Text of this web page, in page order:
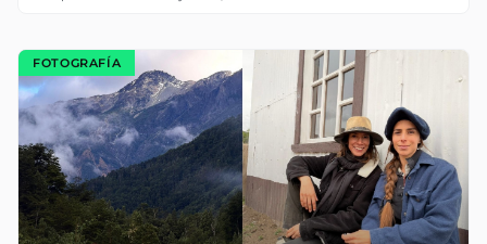
FOTOGRAFÍA